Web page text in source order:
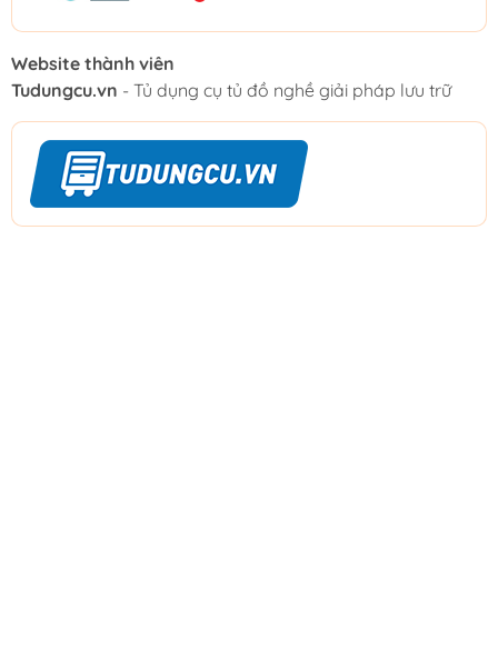
Website thành viên
Tudungcu.vn - Tủ dụng cụ tủ đồ nghề giải pháp lưu trữ